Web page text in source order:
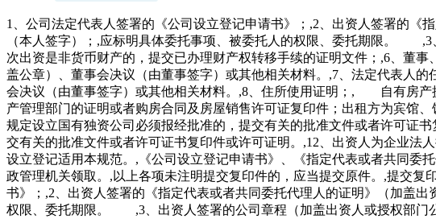
1、公司法定代表人签署的《公司设立登记申请书》；,2、出资人签署的
（本人签字）；,应标明具体委托事项、被委托人的权限、委托期限。 ,3
次出资是非货币财产的，提交已办理财产权转移手续的证明文件；,6、董
盖公章）、董事会决议（由董事签字）或其他相关材料。,7、法定代表人
会决议（由董事签字）或其他相关材料。,8、住所使用证明；, 自有房产
产管理部门的证明或者购房合同及房屋销售许可证复印件；出租方为宾馆
规定设立国有独资公司必须报经批准的，提交有关的批准文件或者许可证
交有关的批准文件或者许可证书复印件或许可证明。,12、出资人为企业法
设立登记适用本规范。,《公司设立登记申请书》、《指定代表或者共同委
政管理机关领取。,以上各项未注明提交复印件的，应当提交原件。,提交
书》；,2、出资人签署的《指定代表或者共同委托代理人的证明》（加盖
权限、委托期限。 ,3、出资人签署的公司章程（加盖出资人或授权部门